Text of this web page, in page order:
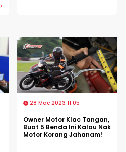
28 Mac 2023 11:05
Owner Motor Klac Tangan,
Buat 5 Benda Ini Kalau Nak
Motor Korang Jahanam!